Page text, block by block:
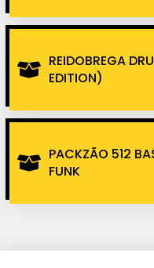
REIDOBREGA
EDITION)
PACKZÃO 512
FUNK